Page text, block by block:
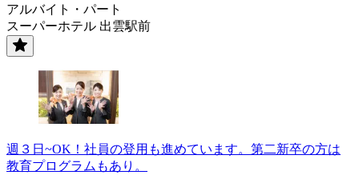
アルバイト・パート
スーパーホテル 出雲駅前
週３日~OK！社員の登用も進めています。第二新卒の方は
教育プログラムもあり。